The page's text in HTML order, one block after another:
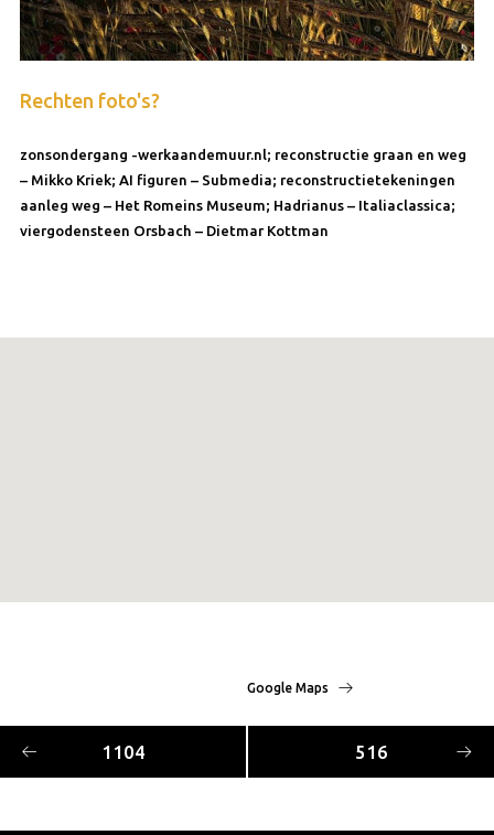
Rechten foto's?
zonsondergang -werkaandemuur.nl; reconstructie graan en weg
– Mikko Kriek; AI figuren – Submedia; reconstructietekeningen
aanleg weg – Het Romeins Museum; Hadrianus – Italiaclassica;
viergodensteen Orsbach – Dietmar Kottman
Google Maps
1104 516